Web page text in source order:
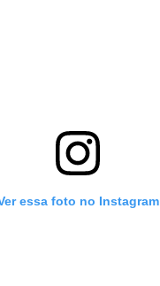
essa foto no Instagram